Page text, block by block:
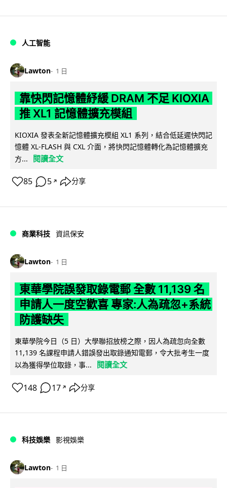
人工智能
Lawton 1 日
靠快閃記憶體紓緩 DRAM 不足 KIOXIA
推 XL1 記憶體擴充模組
KIOXIA 發表全新記憶體擴充模組 XL1 系列，結合低延遲快閃記
憶體 XL-FLASH 與 CXL 介面，將快閃記憶體轉化為記憶體擴充
方...
閱讀全文
85 5 ↗ 分享
商業科技 資訊保安
Lawton 1 日
東華學院誤發取錄電郵 全數 11,139 名
申請人一度空歡喜 專家:人為疏忽+系統
防護缺失
東華學院今日（5 日）大學聯招放榜之際，因人為疏忽向全數
11,139 名課程申請人錯誤發出取錄通知電郵，令大批考生一度
以為獲得學位取錄，事...
閱讀全文
148 17 ↗ 分享
科技娛樂 影視娛樂
Lawton 1 日